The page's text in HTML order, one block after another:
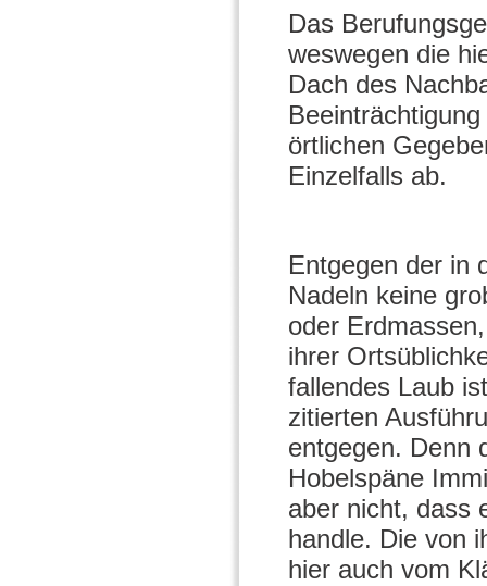
Das
weswegen die
Dach des
örtlichen
Einzelfalls ab.
Entgegen der in
Nadeln keine
oder
ihrer
fallendes Laub
zitierten
entgegen. Denn
Hobelspäne
aber nicht, dass
handle. Die von
hier auch vom